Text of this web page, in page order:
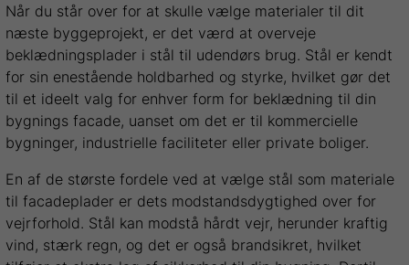
Når du står over for at skulle vælge materialer til dit
næste byggeprojekt, er det værd at overveje
beklædningsplader i stål til udendørs brug. Stål er kendt
for sin enestående holdbarhed og styrke, hvilket gør det
til et ideelt valg for enhver form for beklædning til din
bygnings facade, uanset om det er til kommercielle
bygninger, industrielle faciliteter eller private boliger.
En af de største fordele ved at vælge stål som materiale
til facadeplader er dets modstandsdygtighed over for
vejrforhold. Stål kan modstå hårdt vejr, herunder kraftig
vind, stærk regn, og det er også brandsikret, hvilket